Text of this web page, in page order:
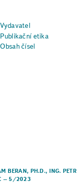
Vydavatel
Publikační etika
Obsah čísel
BERAN, PH.D., ING. PETR
–5/2023